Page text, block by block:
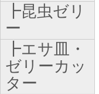
┣昆虫ゼリ
ー
┣エサ皿・
ゼリーカッ
ター